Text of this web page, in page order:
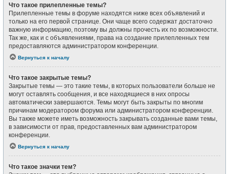
Что такое прилепленные темы?
Прилепленные темы в форуме находятся ниже всех объявлений и
только на его первой странице. Они чаще всего содержат достаточно
важную информацию, поэтому вы должны прочесть их по возможности.
Так же, как и с объявлениями, права на создание прилепленных тем
предоставляются администратором конференции.
Вернуться к началу
Что такое закрытые темы?
Закрытые темы — это такие темы, в которых пользователи больше не
могут оставлять сообщения, и все находящиеся в них опросы
автоматически завершаются. Темы могут быть закрыты по многим
причинам модератором форума или администратором конференции.
Вы также можете иметь возможность закрывать созданные вами темы,
в зависимости от прав, предоставленных вам администратором
конференции.
Вернуться к началу
Что такое значки тем?